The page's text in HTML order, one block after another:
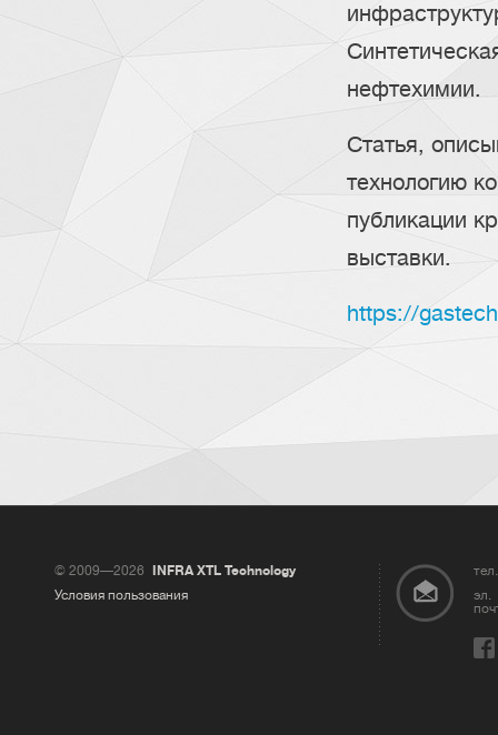
нефтехимии.
Статья,
технологию
публикации
выставки.
https://
© 2009—2026
INFRA XTL Technology
Условия пользования
эл.